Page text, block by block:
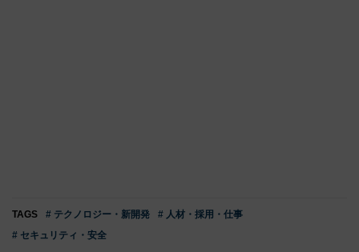
TAGS # テクノロジー・新開発
# 人材・採用・仕事
# セキュリティ・安全